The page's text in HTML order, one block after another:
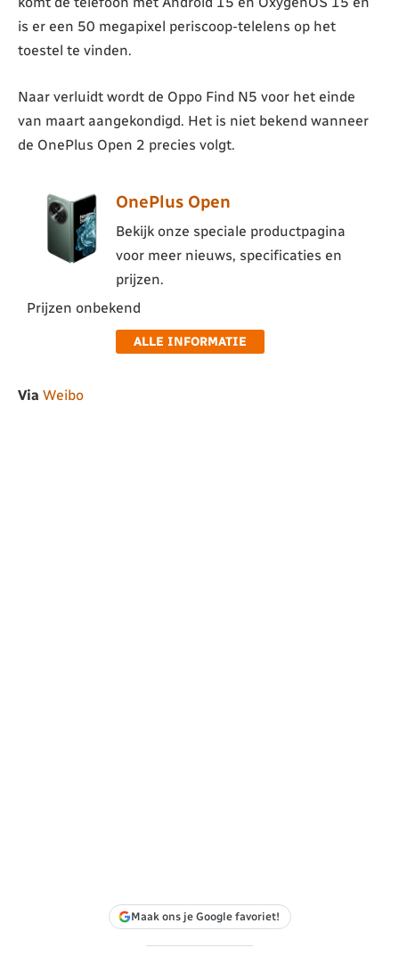
is er een 50 megapixel periscoop-telelens op het
toestel te vinden.
Naar verluidt wordt de Oppo Find N5 voor het einde
van maart aangekondigd. Het is niet bekend wanneer
de OnePlus Open 2 precies volgt.
OnePlus Open
Bekijk onze speciale productpagina
voor meer nieuws, specificaties en
prijzen.
Prijzen onbekend
ALLE INFORMATIE
Via Weibo
Maak ons je Google favoriet!